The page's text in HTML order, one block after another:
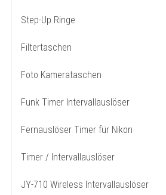
Step-Up Ringe
Filtertaschen
Foto Kamerataschen
Funk Timer Intervallauslöser
Fernauslöser Timer für Nikon
Timer / Intervallauslöser
JY-710 Wireless Intervallauslöser